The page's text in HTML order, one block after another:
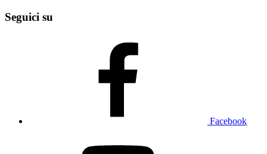
Seguici su
Facebook